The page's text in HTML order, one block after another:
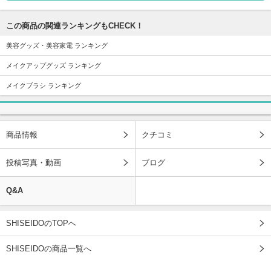
この商品の関連ランキングもCHECK！
美容グッズ・美容家電 ランキング
メイクアップグッズ ランキング
メイクブラシ ランキング
商品情報 クチコミ
投稿写真・動画 ブログ
Q&A
SHISEIDOのTOPへ
SHISEIDOの商品一覧へ